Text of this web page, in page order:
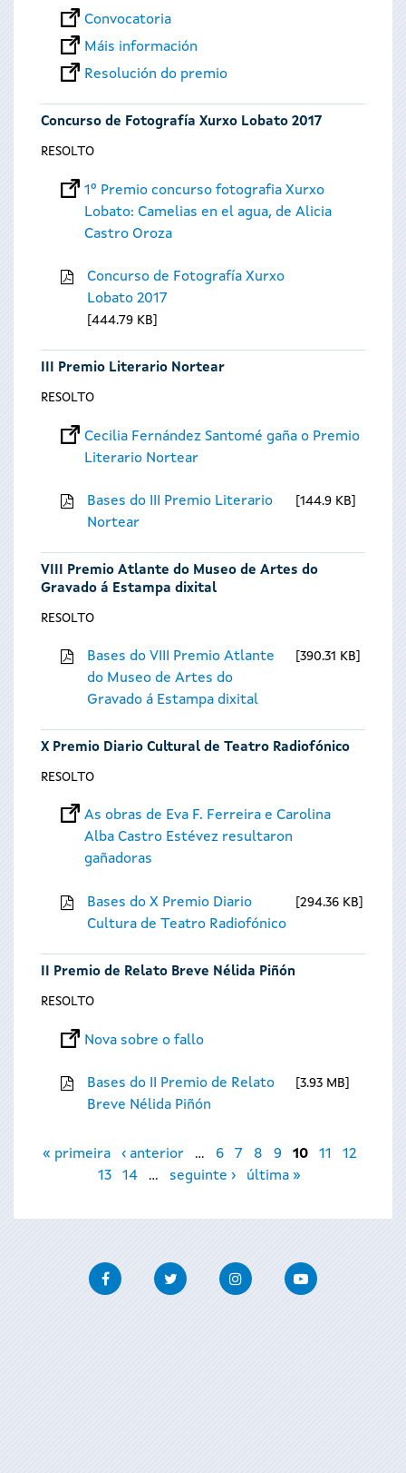
Convocatoria
Máis información
Resolución do premio
Concurso de Fotografía Xurxo Lobato 2017
RESOLTO
1º Premio concurso fotografia Xurxo
Lobato: Camelias en el agua, de Alicia
Castro Oroza
Concurso de Fotografía Xurxo
Lobato 2017
444.79 KB
III Premio Literario Nortear
RESOLTO
Cecilia Fernández Santomé gaña o Premio
Literario Nortear
Bases do III Premio Literario
Nortear
144.9 KB
VIII Premio Atlante do Museo de Artes do
Gravado á Estampa dixital
RESOLTO
Bases do VIII Premio Atlante
do Museo de Artes do
Gravado á Estampa dixital
390.31 KB
X Premio Diario Cultural de Teatro Radiofónico
RESOLTO
As obras de Eva F. Ferreira e Carolina
Alba Castro Estévez resultaron
gañadoras
Bases do X Premio Diario
Cultura de Teatro Radiofónico
294.36 KB
II Premio de Relato Breve Nélida Piñón
RESOLTO
Nova sobre o fallo
Bases do II Premio de Relato
Breve Nélida Piñón
3.93 MB
Páxinas
« primeira ‹ anterior … 6 7 8 9 10 11
12
13
14 … seguinte › última »
FacebookTwitter InstagramYoutube